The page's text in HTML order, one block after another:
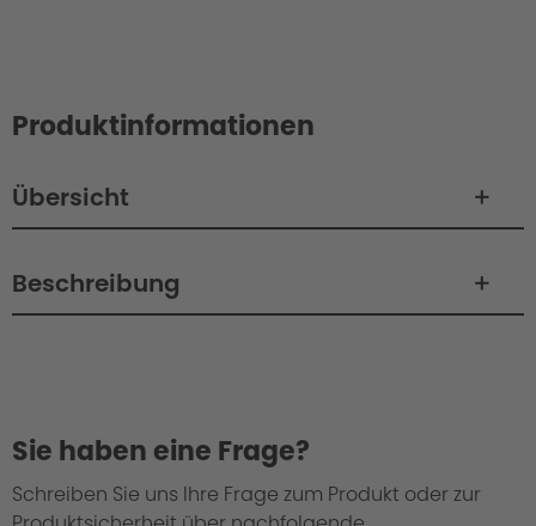
Produktinformationen
Übersicht
Beschreibung
Sie haben eine Frage?
Schreiben Sie uns Ihre Frage zum Produkt oder zur